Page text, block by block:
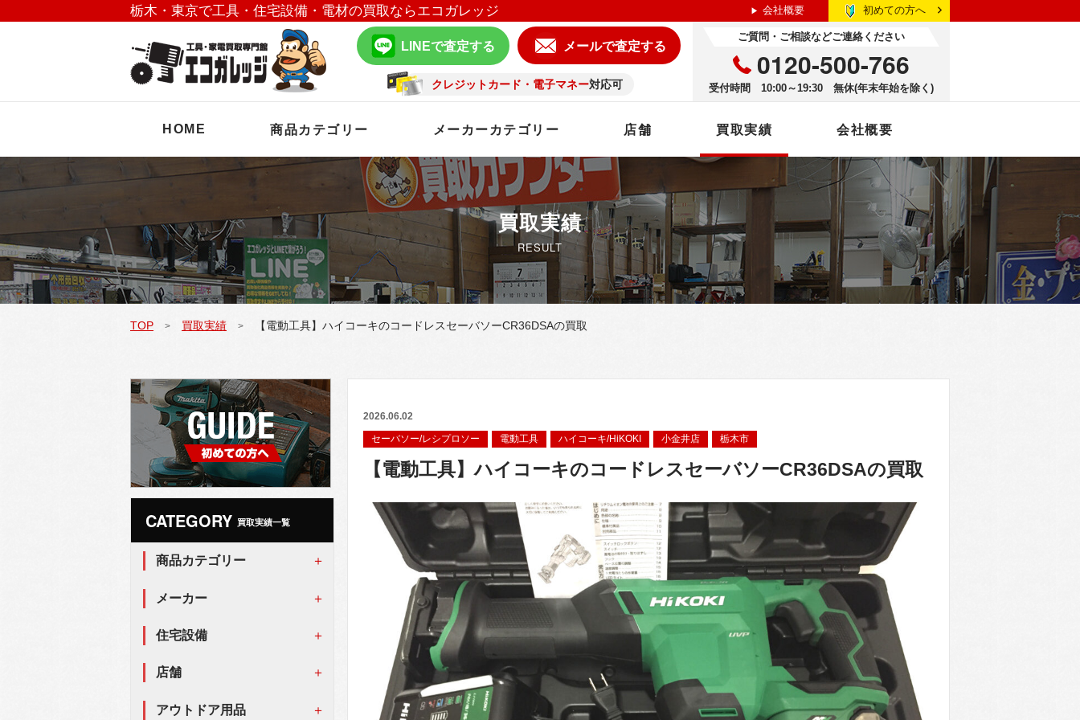
栃木・東京で工具・住宅設備・電材の買取ならエコガレッジ 会社概要 初めての方へ
LINEで査定する メールで査定する
クレジットカード・電子マネー対応可
ご質問・ご相談などご連絡ください
0120-500-766
受付時間 10:00～19:30 無休(年末年始を除く)
HOME 商品カテゴリー メーカーカテゴリー 店舗 買取実績 会社概要
買取実績
RESULT
TOP > 買取実績 > 【電動工具】ハイコーキのコードレスセーバソーCR36DSAの買取
2026.06.02
セーバソー/レシプロソー
電動工具 ハイコーキ/HiKOKI 小金井店 栃木市
【電動工具】ハイコーキのコードレスセーバソーCR36DSAの買取
CATEGORY 買取実績一覧
商品カテゴリー
メーカー
住宅設備
店舗
アウトドア用品